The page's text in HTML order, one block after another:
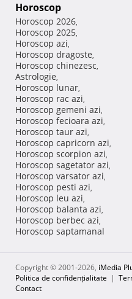
Horoscop
Horoscop 2026,
Horoscop 2025,
Horoscop azi,
Horoscop dragoste,
Horoscop chinezesc,
Astrologie,
Horoscop lunar,
Horoscop rac azi,
Horoscop gemeni azi,
Horoscop fecioara azi,
Horoscop taur azi,
Horoscop capricorn azi,
Horoscop scorpion azi,
Horoscop sagetator azi,
Horoscop varsator azi,
Horoscop pesti azi,
Horoscop leu azi,
Horoscop balanta azi,
Horoscop berbec azi,
Horoscop saptamanal
Copyright © 2001-2026, iMedia
Politica de confidențialitate |
Contact